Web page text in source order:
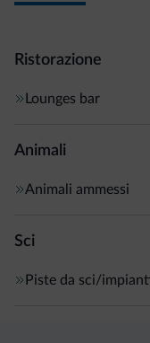
sistemazioni
presentano soffitti
dalla fermata dello
sciistico Dolomiti
Ristorazione
Lounges bar
Animali
Animali ammessi
Sci
Piste da sci/